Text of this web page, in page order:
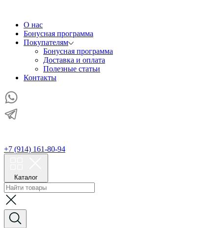
О нас
Бонусная программа
Покупателям
Бонусная программа
Доставка и оплата
Полезные статьи
Контакты
+7 (914) 161-80-94
Каталог